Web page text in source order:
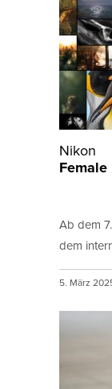
Nikon
Ab dem
dem
5. März